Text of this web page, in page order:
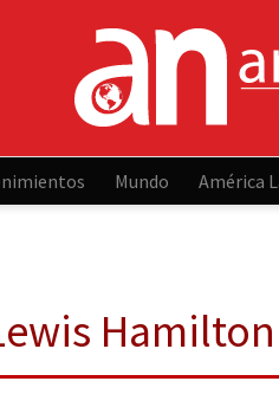
Mundo América
Hamilton